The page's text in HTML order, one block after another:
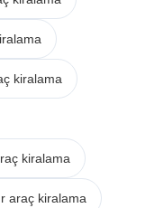
kiralama
kiralama
araç kiralama